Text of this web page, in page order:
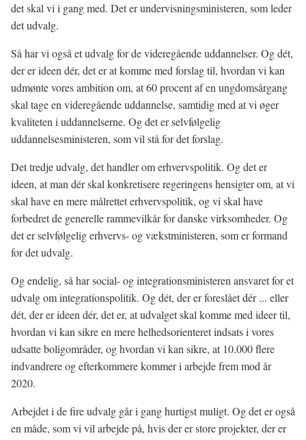
det skal vi i gang med. Det er undervisningsministeren, som leder
det udvalg.
Så har vi også et udvalg for de videregående uddannelser. Og dét,
der er ideen dér, det er at komme med forslag til, hvordan vi kan
udmønte vores ambition om, at 60 procent af en ungdomsårgang
skal tage en videregående uddannelse, samtidig med at vi øger
kvaliteten i uddannelserne. Og det er selvfølgelig
uddannelsesministeren, som vil stå for det forslag.
Det tredje udvalg, det handler om erhvervspolitik. Og det er
ideen, at man dér skal konkretisere regeringens hensigter om, at vi
skal have en mere målrettet erhvervspolitik, og vi skal have
forbedret de generelle rammevilkår for danske virksomheder. Og
det er selvfølgelig erhvervs- og vækstministeren, som er formand
for det udvalg.
Og endelig, så har social- og integrationsministeren ansvaret for et
udvalg om integrationspolitik. Og dét, der er foreslået dér ... eller
dét, der er ideen dér, det er, at udvalget skal komme med ideer til,
hvordan vi kan sikre en mere helhedsorienteret indsats i vores
udsatte boligområder, og hvordan vi kan sikre, at 10.000 flere
indvandrere og efterkommere kommer i arbejde frem mod år
2020.
Arbejdet i de fire udvalg går i gang hurtigst muligt. Og det er også
en måde, som vi vil arbejde på, hvis der er store projekter, der er